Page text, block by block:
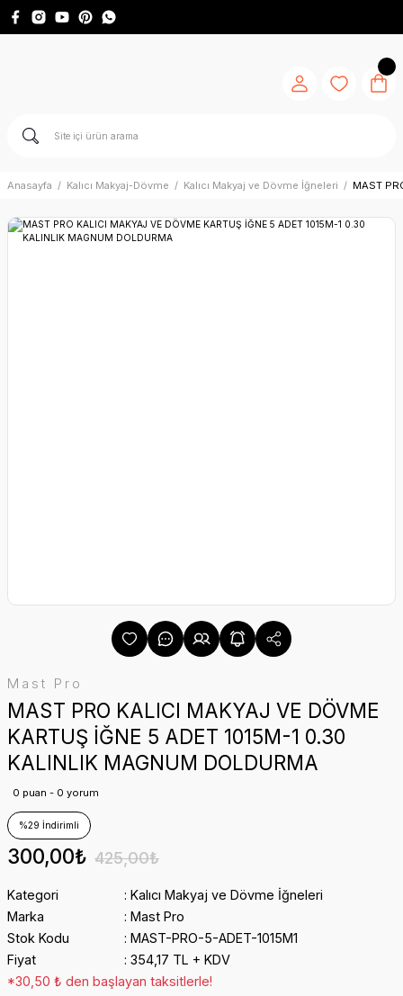
Anasayfa Kalıcı Makyaj-Dövme Kalıcı Makyaj ve Dövme İğneleri MAST
Mast Pro
MAST PRO KALICI MAKYAJ VE DÖVME
KARTUŞ İĞNE 5 ADET 1015M-1 0.30
KALINLIK MAGNUM DOLDURMA
0 puan - 0 yorum
%29 İndirimli
300,00₺ 425,00₺
Kategori
Kalıcı Makyaj ve Dövme İğneleri
Marka
Mast Pro
Stok Kodu
MAST-PRO-5-ADET-1015M1
Fiyat
354,17 TL + KDV
*30,50 ₺ den başlayan taksitlerle!